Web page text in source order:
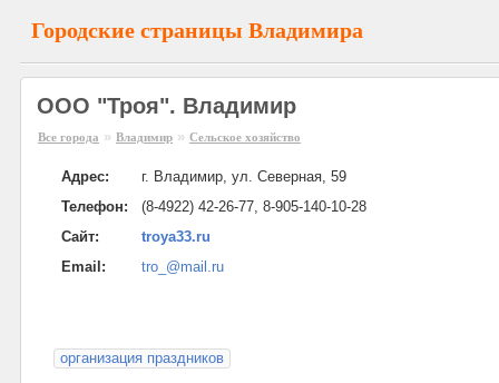
Городские страницы Владимира
ООО "Троя". Владимир
Все города » Владимир » Сельское хозяйство
Адрес:
г. Владимир, ул. Северная, 59
Телефон:
(8-4922) 42-26-77, 8-905-140-10-28
Сайт:
troya33.ru
Email:
tro_@mail.ru
организация праздников